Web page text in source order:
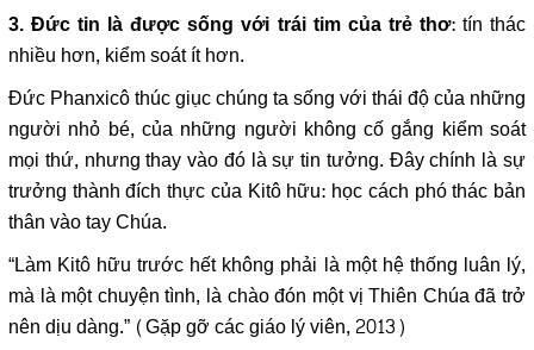
3. Đức tin là được sống với trái tim của trẻ thơ: tín thác
nhiều hơn, kiểm soát ít hơn.
Đức Phanxicô thúc giục chúng ta sống với thái độ của những
người nhỏ bé, của những người không cố gắng kiểm soát
mọi thứ, nhưng thay vào đó là sự tin tưởng. Đây chính là sự
trưởng thành đích thực của Kitô hữu: học cách phó thác bản
thân vào tay Chúa.
“Làm Kitô hữu trước hết không phải là một hệ thống luân lý,
mà là một chuyện tình, là chào đón một vị Thiên Chúa đã trở
nên dịu dàng.” (Gặp gỡ các giáo lý viên, 2013)